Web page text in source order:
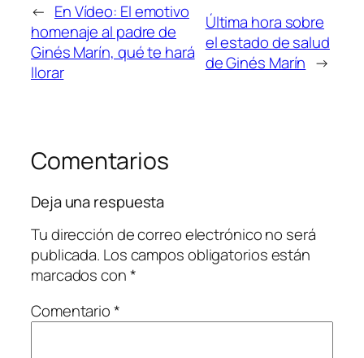
← En Vídeo: El emotivo
homenaje al padre de
Ginés Marín, qué te hará
llorar
Última hora sobre
el estado de salud
de Ginés Marín →
Comentarios
Deja una respuesta
Tu dirección de correo electrónico no será
publicada. Los campos obligatorios están
marcados con*
Comentario*